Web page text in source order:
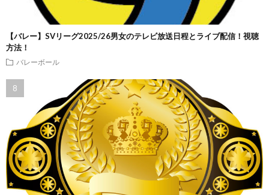
【バレー】SVリーグ2025/26男女のテレビ放送日程とライブ配信！視聴
方法！
バレーボール